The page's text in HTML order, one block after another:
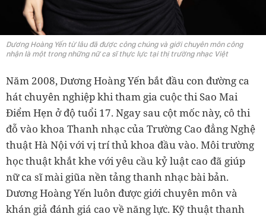
Dương Hoàng Yến từ lâu đã được công chúng và giới chuyên môn công
nhận là một trong những nữ ca sĩ thực lực tại thị trường nhạc Việt
Năm 2008, Dương Hoàng Yến bắt đầu con đường ca
hát chuyên nghiệp khi tham gia cuộc thi Sao Mai
Điểm Hẹn ở độ tuổi 17. Ngay sau cột mốc này, cô thi
đỗ vào khoa Thanh nhạc của Trường Cao đẳng Nghệ
thuật Hà Nội với vị trí thủ khoa đầu vào. Môi trường
học thuật khắt khe với yêu cầu kỷ luật cao đã giúp
nữ ca sĩ mài giũa nền tảng thanh nhạc bài bản.
Dương Hoàng Yến luôn được giới chuyên môn và
khán giả đánh giá cao về năng lực. Kỹ thuật thanh